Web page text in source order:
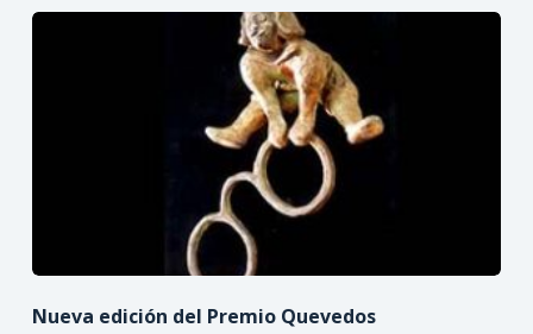
Nueva edición del Premio Quevedos